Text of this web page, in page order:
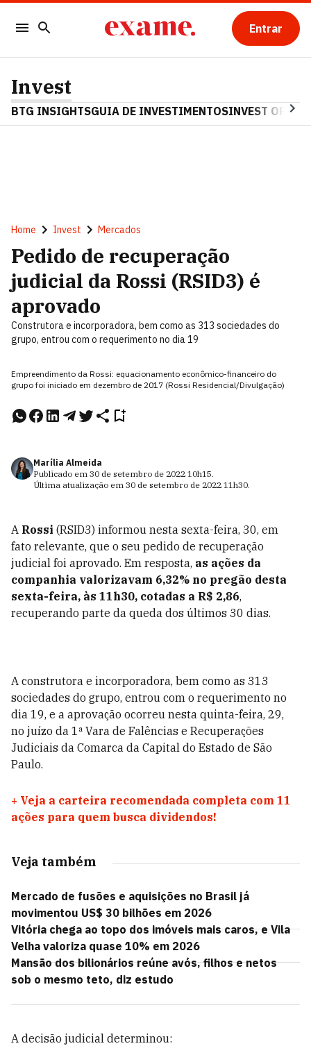
Entrar
Invest
BTG INSIGHTSGUIA DE INVESTIMENTOSINVEST OPINA
Home Invest Mercados
Pedido de recuperação
judicial da Rossi (RSID3) é
aprovado
Construtora e incorporadora, bem como as 313 sociedades do
grupo, entrou com o requerimento no dia 19
Empreendimento da Rossi: equacionamento econômico-financeiro do
grupo foi iniciado em dezembro de 2017 (Rossi Residencial/Divulgação)
Marília Almeida
Publicado em 30 de setembro de 2022 10h15.
Última atualização em 30 de setembro de 2022 11h30.
A Rossi (RSID3) informou nesta sexta-feira, 30, em
fato relevante, que o seu pedido de recuperação
judicial foi aprovado. Em resposta, as ações da
companhia valorizavam 6,32% no pregão desta
sexta-feira, às 11h30, cotadas a R$ 2,86,
recuperando parte da queda dos últimos 30 dias.
A construtora e incorporadora, bem como as 313
sociedades do grupo, entrou com o requerimento no
dia 19, e a aprovação ocorreu nesta quinta-feira, 29,
no juízo da 1ª Vara de Falências e Recuperações
Judiciais da Comarca da Capital do Estado de São
Paulo.
+ Veja a carteira recomendada completa com 11
ações para quem busca dividendos!
Veja também
Mercado de fusões e aquisições no Brasil já
movimentou US$ 30 bilhões em 2026
Vitória chega ao topo dos imóveis mais caros, e Vila
Velha valoriza quase 10% em 2026
Mansão dos bilionários reúne avós, filhos e netos
sob o mesmo teto, diz estudo
A decisão judicial determinou: